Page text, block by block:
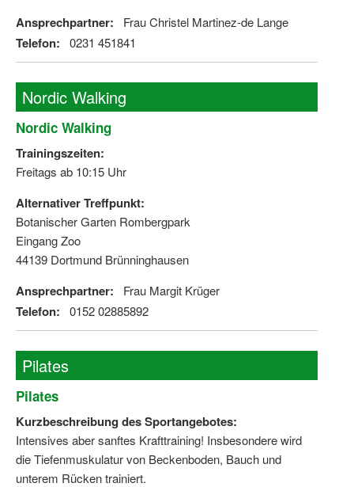
Ansprechpartner: Frau Christel Martinez-de Lange
Telefon: 0231 451841
Nordic Walking
Nordic Walking
Trainingszeiten:
Freitags ab 10:15 Uhr
Alternativer Treffpunkt:
Botanischer Garten Rombergpark
Eingang Zoo
44139 Dortmund Brünninghausen
Ansprechpartner: Frau Margit Krüger
Telefon: 0152 02885892
Pilates
Pilates
Kurzbeschreibung des Sportangebotes:
Intensives aber sanftes Krafttraining! Insbesondere wird
die Tiefenmuskulatur von Beckenboden, Bauch und
unterem Rücken trainiert.